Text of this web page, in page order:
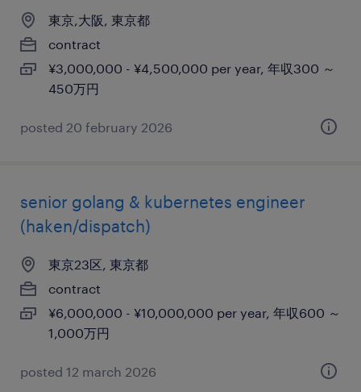
東京,大阪, 東京都
contract
¥3,000,000 - ¥4,500,000 per year, 年収300 ～
450万円
posted 20 february 2026
senior golang & kubernetes engineer
(haken/dispatch)
東京23区, 東京都
contract
¥6,000,000 - ¥10,000,000 per year, 年収600 ～
1,000万円
posted 12 march 2026